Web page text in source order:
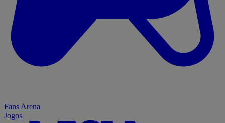
Fans Arena
Jogos